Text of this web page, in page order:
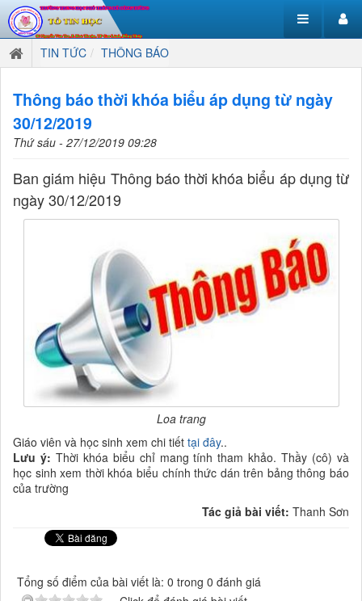
TIN TỨC THÔNG BÁO
Thông báo thời khóa biểu áp dụng từ ngày
30/12/2019
Thứ sáu - 27/12/2019 09:28
Ban giám hiệu Thông báo thời khóa biểu áp dụng từ
ngày 30/12/2019
Loa trang
Giáo viên và học sinh xem chi tiết tại đây..
Lưu ý: Thời khóa biểu chỉ mang tính tham khảo. Thầy (cô) và
học sinh xem thời khóa biểu chính thức dán trên bảng thông báo
của trường
Tác giả bài viết: Thanh Sơn
Tổng số điểm của bài viết là: 0 trong 0 đánh giá